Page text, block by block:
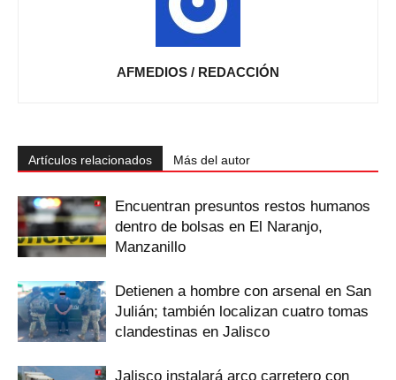
AFMEDIOS / REDACCIÓN
Artículos relacionados Más del autor
Encuentran presuntos restos humanos
dentro de bolsas en El Naranjo,
Manzanillo
Detienen a hombre con arsenal en San
Julián; también localizan cuatro tomas
clandestinas en Jalisco
Jalisco instalará arco carretero con